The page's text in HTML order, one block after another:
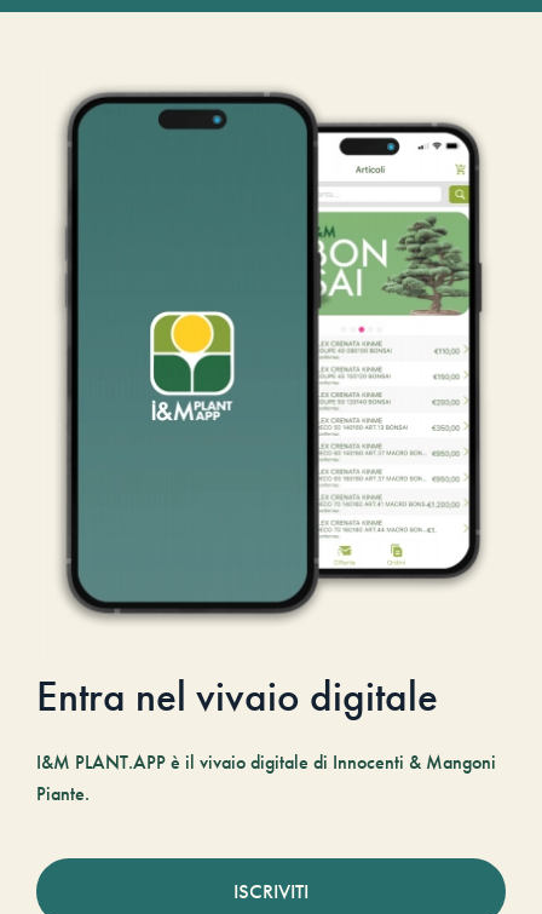
Entra nel vivaio digitale
I&M PLANT.APP è il vivaio digitale di Innocenti & Mangoni
Piante.
ISCRIVITI